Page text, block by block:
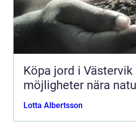
Köpa jord i Västervik
möjligheter nära
Lotta Albertsson